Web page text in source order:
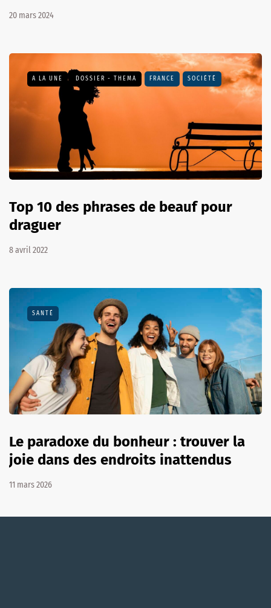
20 mars 2024
A LA UNE DOSSIER - THEMA FRANCE SOCIÉTÉ
Top 10 des phrases de beauf pour
draguer
8 avril 2022
SANTÉ
Le paradoxe du bonheur : trouver la
joie dans des endroits inattendus
11 mars 2026